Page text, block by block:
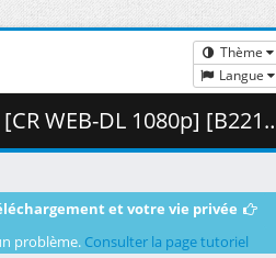
Thème
Langue
( 438.08 MB )
et votre vie privée
problème. Consulter la page tutoriel